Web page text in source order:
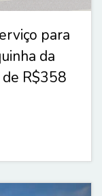
para
da
R$358